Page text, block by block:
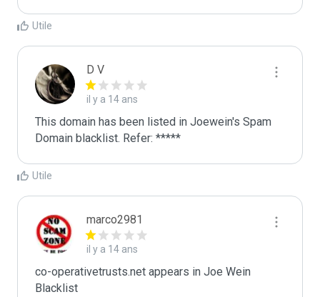
Utile
D V
il y a 14 ans
This domain has been listed in Joewein's Spam
Domain blacklist. Refer: *****
Utile
marco2981
il y a 14 ans
co-operativetrusts.net appears in Joe Wein
Blacklist